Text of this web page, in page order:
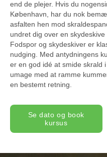
end de plejer. Hvis du
København, har du nok
asfalten hen mod
undret dig over en
Fodspor og skydeskiver er
nudging. Med antydningens
er en god idé at smide skrald
umage med at ramme
en bestemt retning.
Se dato og book
kursus